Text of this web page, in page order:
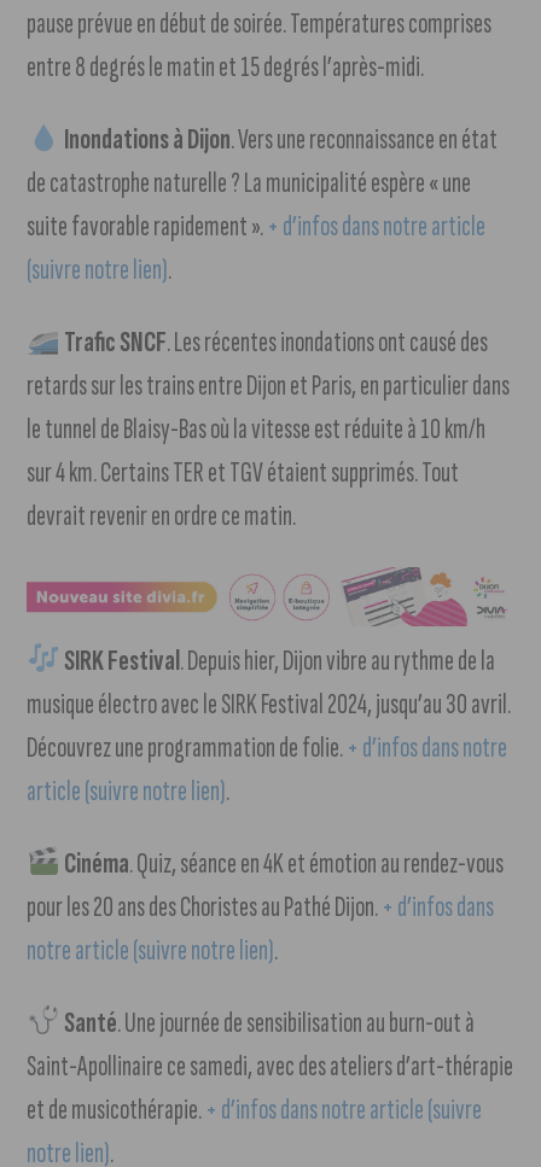
pause prévue en début de soirée. Températures comprises
entre 8 degrés le matin et 15 degrés l’après-midi.
Inondations à Dijon. Vers une reconnaissance en état
de catastrophe naturelle ? La municipalité espère « une
suite favorable rapidement ».+ d’infos dans notre article
(suivre notre lien).
Trafic SNCF. Les récentes inondations ont causé des
retards sur les trains entre Dijon et Paris, en particulier dans
le tunnel de Blaisy-Bas où la vitesse est réduite à 10 km/h
sur 4 km. Certains TER et TGV étaient supprimés. Tout
devrait revenir en ordre ce matin.
SIRK Festival. Depuis hier, Dijon vibre au rythme de la
musique électro avec le SIRK Festival 2024, jusqu’au 30 avril.
Découvrez une programmation de folie.+ d’infos dans notre
article (suivre notre lien).
Cinéma. Quiz, séance en 4K et émotion au rendez-vous
pour les 20 ans des Choristes au Pathé Dijon.+ d’infos dans
notre article (suivre notre lien).
Santé. Une journée de sensibilisation au burn-out à
Saint-Apollinaire ce samedi, avec des ateliers d’art-thérapie
et de musicothérapie.+ d’infos dans notre article (suivre
notre lien).